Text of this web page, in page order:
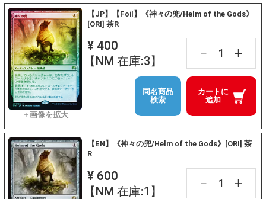
【JP】【Foil】《神々の兜/Helm of the Gods》
[ORI] 茶R
¥ 400
【NM 在庫:3】
－ +
カートに
追加
同名商品
検索
【EN】《神々の兜/Helm of the Gods》[ORI] 茶
R
¥ 600
【NM 在庫:1】
－ +